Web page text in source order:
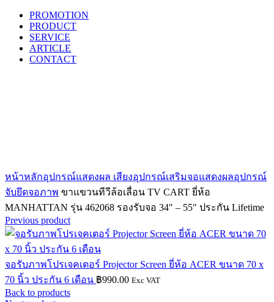
PROMOTION
PRODUCT
SERVICE
ARTICLE
CONTACT
หน้าหลักอุปกรณ์แสดงผล เสียงอุปกรณ์เสริมจอแสดงผลอุปกรณ์
จับยึดจอภาพ ขาแขวนทีวีล้อเลื่อน TV CART ยี่ห้อ
MANHATTAN รุ่น 462068 รองรับจอ 34″ – 55″ ประกัน Lifetime
Previous product
จอรับภาพโปรเจคเตอร์ Projector Screen ยี่ห้อ ACER ขนาด 70 x
70 นิ้ว ประกัน 6 เดือน ฿990.00 Exc VAT
Back to products